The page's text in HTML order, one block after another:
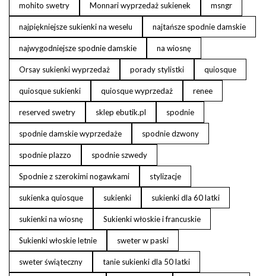
mohito swetry Monnari wyprzedaż sukienek msngr
najpiękniejsze sukienki na weselu najtańsze spodnie damskie
najwygodniejsze spodnie damskie na wiosnę
Orsay sukienki wyprzedaż porady stylistki quiosque
quiosque sukienki quiosque wyprzedaż renee
reserved swetry sklep ebutik.pl spodnie
spodnie damskie wyprzedaże spodnie dzwony
spodnie plazzo spodnie szwedy
Spodnie z szerokimi nogawkami stylizacje
sukienka quiosque sukienki sukienki dla 60 latki
sukienki na wiosnę Sukienki włoskie i francuskie
Sukienki włoskie letnie sweter w paski
sweter świąteczny tanie sukienki dla 50 latki